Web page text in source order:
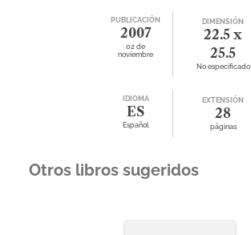
PUBLICACIÓN
2007
02 de
noviembre
DIMENSIÓN
22.5 x
25.5
No especificado
IDIOMA
ES
Español
EXTENSIÓN
28
páginas
Otros libros sugeridos